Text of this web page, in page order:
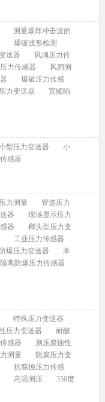
测量爆炸冲击波的
爆破波形检测
送器
风洞压力传
力传感器
风洞测
爆破压力传感
力变送器
宽频响
型压力变送器
小
感器
力测量
管道压力
器
现场显示压力
器
榔头型压力变
工业压力传感器
爆压力变送器
本
隔离防爆压力传感器
特殊压力变送器
压力变送器
耐酸
感器
测压腐蚀性
测量
防腐压力变
抗腐蚀压力传感
高温测压
350度